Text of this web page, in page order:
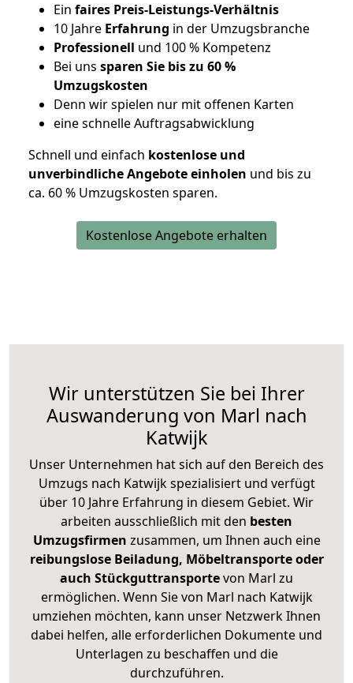
Ein faires Preis-Leistungs-Verhältnis
10 Jahre Erfahrung in der Umzugsbranche
Professionell und 100 % Kompetenz
Bei uns sparen Sie bis zu 60 %
Umzugskosten
Denn wir spielen nur mit offenen Karten
eine schnelle Auftragsabwicklung
Schnell und einfach kostenlose und
unverbindliche Angebote einholen und bis zu
ca. 60 % Umzugskosten sparen.
Kostenlose Angebote erhalten
Wir unterstützen Sie bei Ihrer
Auswanderung von Marl nach
Katwijk
Unser Unternehmen hat sich auf den Bereich des
Umzugs nach Katwijk spezialisiert und verfügt
über 10 Jahre Erfahrung in diesem Gebiet. Wir
arbeiten ausschließlich mit den besten
Umzugsfirmen zusammen, um Ihnen auch eine
reibungslose Beiladung, Möbeltransporte oder
auch Stückguttransportevon Marl zu
ermöglichen. Wenn Sie von Marl nach Katwijk
umziehen möchten, kann unser Netzwerk Ihnen
dabei helfen, alle erforderlichen Dokumente und
Unterlagen zu beschaffen und die
durchzuführen.